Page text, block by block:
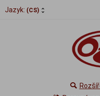
Jazyk: (CS)